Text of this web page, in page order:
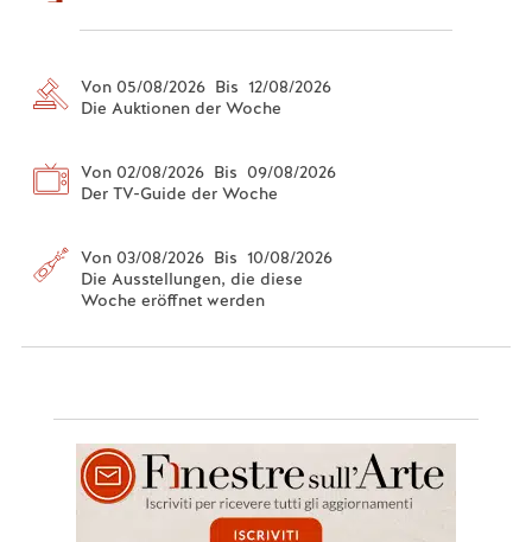
Von 05/08/2026 Bis 12/08/2026
Die Auktionen der Woche
Von 02/08/2026 Bis 09/08/2026
Der TV-Guide der Woche
Von 03/08/2026 Bis 10/08/2026
Die Ausstellungen, die diese
Woche eröffnet werden